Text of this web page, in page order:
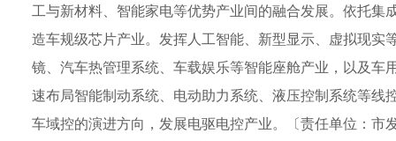
工与新材料、智能家电等优势产业间的融合发展。依托
造车规级芯片产业。发挥人工智能、新型显示、虚拟现
镜、汽车热管理系统、车载娱乐等智能座舱产业，以及
速布局智能制动系统、电动助力系统、液压控制系统等
车域控的演进方向，发展电驱电控产业。〔责任单位：